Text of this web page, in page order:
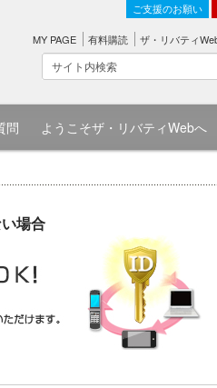
ご支援のお願い
MY PAGE 有料購読 ザ・リバティ
問 ようこそザ・リバティWebへ
場合